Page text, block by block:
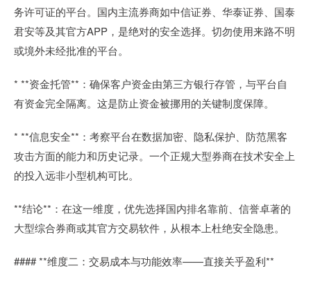
务许可证的平台。国内主流券商如中信证券、华泰证券、国泰
君安等及其官方APP，是绝对的安全选择。切勿使用来路不明
或境外未经批准的平台。
* **资金托管**：确保客户资金由第三方银行存管，与平台自
有资金完全隔离。这是防止资金被挪用的关键制度保障。
* **信息安全**：考察平台在数据加密、隐私保护、防范黑客
攻击方面的能力和历史记录。一个正规大型券商在技术安全上
的投入远非小型机构可比。
**结论**：在这一维度，优先选择国内排名靠前、信誉卓著的
大型综合券商或其官方交易软件，从根本上杜绝安全隐患。
#### **维度二：交易成本与功能效率——直接关乎盈利**